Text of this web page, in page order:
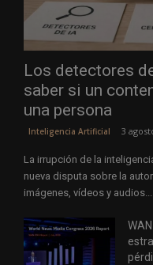
Los detectores
saber si un
una persona
Inteligencia Artificial 3
La irrupción de la
nueva disputa sobre la
imágenes, vídeos y audios...